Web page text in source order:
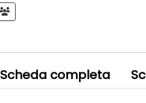
Scheda completa